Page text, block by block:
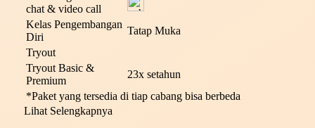
chat & video call
Kelas Pengembangan
Diri
Tatap Muka
Tryout
Tryout Basic &
Premium
23x setahun
*Paket yang tersedia di tiap cabang bisa berbeda
Lihat Selengkapnya